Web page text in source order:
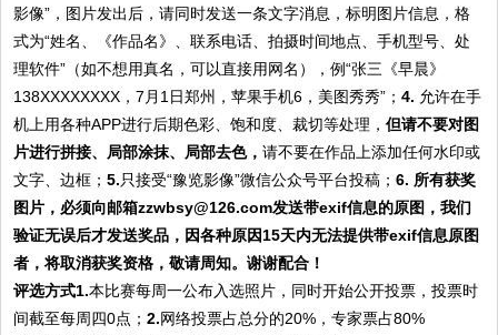
影像”，图片发出后，请同时发送一条文字消息，标明图片信息，格
式为“姓名、《作品名》、联系电话、拍摄时间地点、手机型号、处
理软件”（如不想用真名，可以直接用网名），例“张三《早晨》
138XXXXXXXX，7月1日郑州，苹果手机6，美图秀秀”；4. 允许在手
机上用各种APP进行后期色彩、饱和度、裁切等处理，但请不要对图
片进行拼接、局部涂抹、局部去色，请不要在作品上添加任何水印或
文字、边框；5.只接受“豫览影像”微信公众号平台投稿；6. 所有获奖
图片，必须向邮箱zzwbsy@126.com发送带exif信息的原图，我们
验证无误后才发送奖品，因各种原因15天内无法提供带exif信息原图
者，将取消获奖资格，敬请周知。谢谢配合！
评选方式1.本比赛每周一公布入选照片，同时开始公开投票，投票时
间截至每周四0点；2.网络投票占总分的20%，专家票占80%